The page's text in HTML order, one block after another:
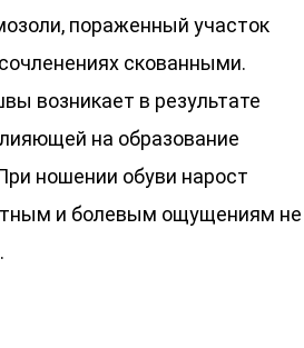
пораженный участок
скованными.
возникает в результате
на образование
ношении обуви нарост
и болевым ощущениям не